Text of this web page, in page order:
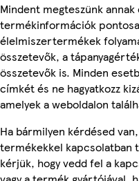
Mindent megteszünk
termékinformációk
élelmiszertermékek
összetevők, a
összetevők is. Minden
címkét és ne hagyatkozz
amelyek a weboldalon
Ha bármilyen kérdésed
termékekkel kapcsolatban
kérjük, hogy vedd fel a